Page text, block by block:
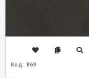
Код: 869